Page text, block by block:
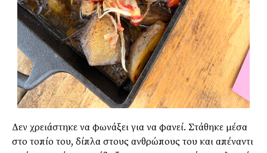
Δεν χρειάστηκε να φωνάξει για να φανεί. Στάθηκε μέσα
στο τοπίο του, δίπλα στους ανθρώπους του και απέναντι